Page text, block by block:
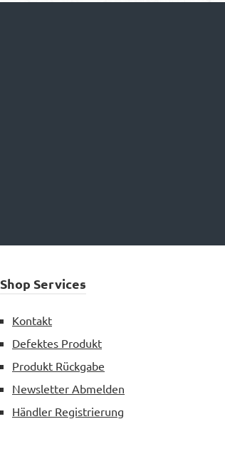
Shop Services
Kontakt
Defektes Produkt
Produkt Rückgabe
Newsletter Abmelden
Händler Registrierung